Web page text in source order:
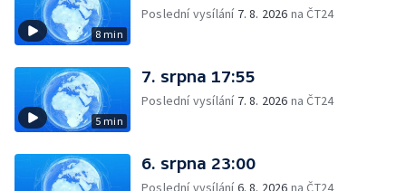
8 min
Poslední vysílání 7. 8. 2026 na ČT24
5 min
7. srpna 17:55
Poslední vysílání 7. 8. 2026 na ČT24
6. srpna 23:00
Poslední vysílání6. 8. 2026 na ČT24